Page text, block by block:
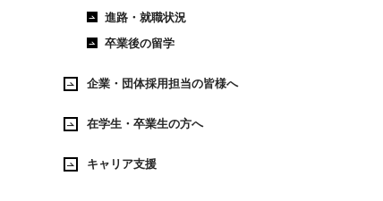
進路・就職状況
卒業後の留学
企業・団体採用担当の皆様へ
在学生・卒業生の方へ
キャリア支援